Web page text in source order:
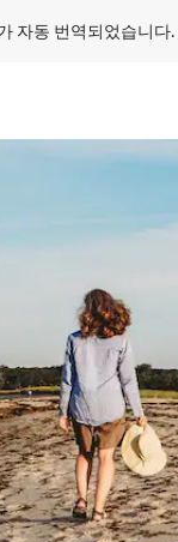
자동 번역되었습니다.
하세요.